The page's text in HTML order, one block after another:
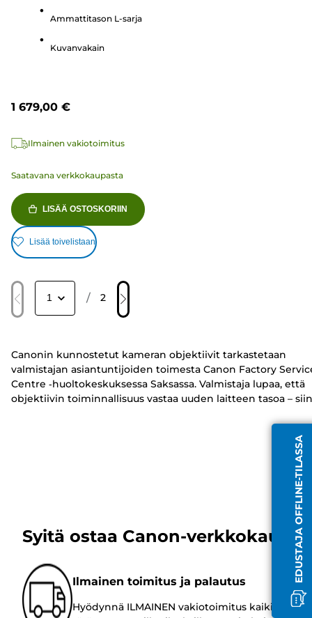
arvostelu
Ammattitason L-sarja
Kuvanvakain
1 679,00 €
Ilmainen vakiotoimitus
Saatavana verkkokaupasta
LISÄÄ OSTOSKORIIN
Lisää toivelistaan
/ 2
EDUSTAJA OFFLINE-TILASSA
Canonin kunnostetut kameran objektiivit tarkastetaan
valmistajan asiantuntijoiden toimesta Canon Factory
Centre ‑huoltokeskuksessa Saksassa. Valmistaja lupaa, että
objektiivin toiminnallisuus vastaa uuden laitteen tasoa –
Syitä ostaa Canon-
Ilmainen toimitus ja palautus
Hyödynnä ILMAINEN vakiotoimitus kaikille 30